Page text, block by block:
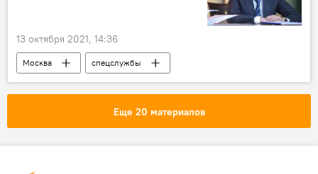
13 октября 2021, 14:36
Москва
спецслужбы
Киберпреступность
Кибертерроризм
Еще 20 материалов